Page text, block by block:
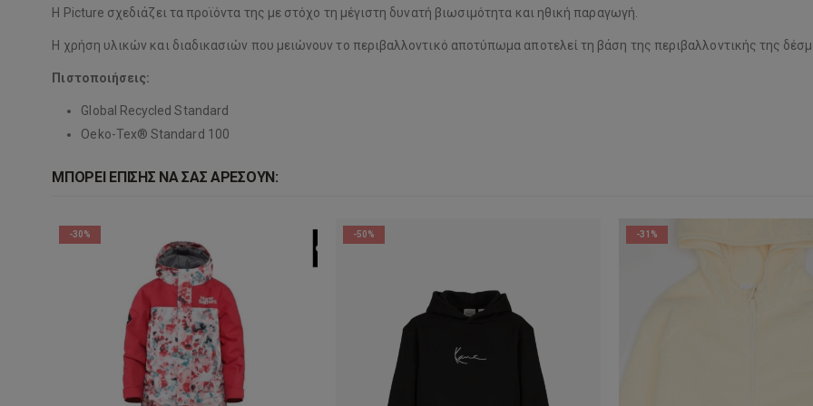
Η Picture σχεδιάζει τα προϊόντα της με στόχο τη μέγιστη δυνατή βιωσιμότητα και ηθική παραγωγή.
Η χρήση υλικών και διαδικασιών που μειώνουν το περιβαλλοντικό αποτύπωμα αποτελεί τη βάση της περιβαλλοντικής της
Πιστοποιήσεις:
Global Recycled Standard
Oeko-Tex® Standard 100
ΜΠΟΡΕΊ ΕΠΊΣΗΣ ΝΑ ΣΑΣ ΑΡΈΣΟΥΝ:
-30% -50% -31%